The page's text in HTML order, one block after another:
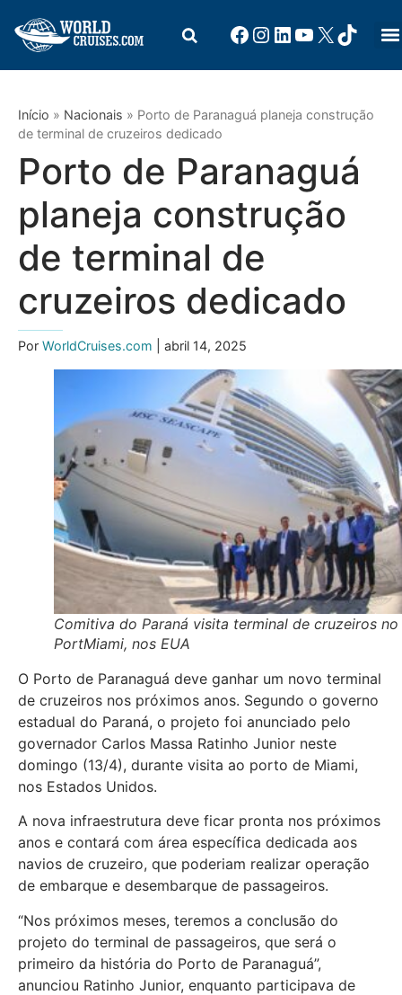
Início » Nacionais » Porto de Paranaguá planeja construção
de terminal de cruzeiros dedicado
Porto de Paranaguá
planeja construção
de terminal de
cruzeiros dedicado
Por WorldCruises.com | abril 14, 2025
Comitiva do Paraná visita terminal de cruzeiros no
PortMiami, nos EUA
O Porto de Paranaguá deve ganhar um novo terminal
de cruzeiros nos próximos anos. Segundo o governo
estadual do Paraná, o projeto foi anunciado pelo
governador Carlos Massa Ratinho Junior neste
domingo (13/4), durante visita ao porto de Miami,
nos Estados Unidos.
A nova infraestrutura deve ficar pronta nos próximos
anos e contará com área específica dedicada aos
navios de cruzeiro, que poderiam realizar operação
de embarque e desembarque de passageiros.
“Nos próximos meses, teremos a conclusão do
projeto do terminal de passageiros, que será o
primeiro da história do Porto de Paranaguá”,
anunciou Ratinho Junior, enquanto participava de